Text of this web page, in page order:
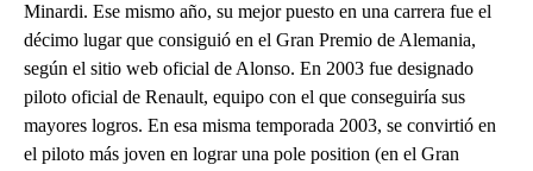
Minardi. Ese mismo año, su mejor puesto en una carrera fue el
décimo lugar que consiguió en el Gran Premio de Alemania,
según el sitio web oficial de Alonso. En 2003 fue designado
piloto oficial de Renault, equipo con el que conseguiría sus
mayores logros. En esa misma temporada 2003, se convirtió en
el piloto más joven en lograr una pole position (en el Gran